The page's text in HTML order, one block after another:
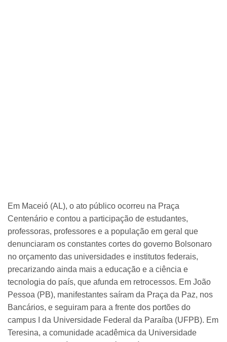
Em Maceió (AL), o ato público ocorreu na Praça
Centenário e contou a participação de estudantes,
professoras, professores e a população em geral que
denunciaram os constantes cortes do governo Bolsonaro
no orçamento das universidades e institutos federais,
precarizando ainda mais a educação e a ciência e
tecnologia do país, que afunda em retrocessos. Em João
Pessoa (PB), manifestantes saíram da Praça da Paz, nos
Bancários, e seguiram para a frente dos portões do
campus I da Universidade Federal da Paraíba (UFPB). Em
Teresina, a comunidade acadêmica da Universidade